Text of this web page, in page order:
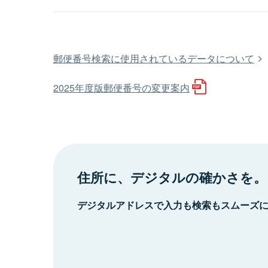
郵便番号検索に使用されているデータについて
2025年度版郵便番号の変更案内
住所に、デジタルの確かさを。
デジタルアドレスで入力も検索もスムーズ